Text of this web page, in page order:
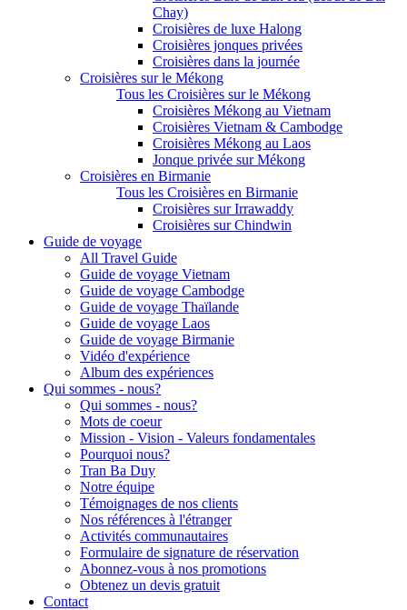
Chay)
Croisières de luxe Halong
Croisières jonques privées
Croisières dans la journée
Croisières sur le Mékong
Tous les Croisières sur le Mékong
Croisières Mékong au Vietnam
Croisières Vietnam & Cambodge
Croisières Mékong au Laos
Jonque privée sur Mékong
Croisières en Birmanie
Tous les Croisières en Birmanie
Croisières sur Irrawaddy
Croisières sur Chindwin
Guide de voyage
All Travel Guide
Guide de voyage Vietnam
Guide de voyage Cambodge
Guide de voyage Thaïlande
Guide de voyage Laos
Guide de voyage Birmanie
Vidéo d'expérience
Album des expériences
Qui sommes - nous?
Qui sommes - nous?
Mots de coeur
Mission - Vision - Valeurs fondamentales
Pourquoi nous?
Tran Ba Duy
Notre équipe
Témoignages de nos clients
Nos références à l'étranger
Activités communautaires
Formulaire de signature de réservation
Abonnez-vous à nos promotions
Obtenez un devis gratuit
Contact